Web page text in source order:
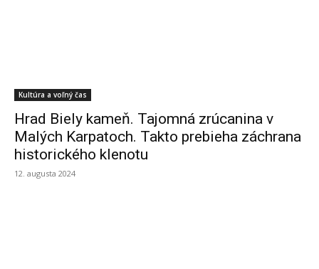
Kultúra a voľný čas
Hrad Biely kameň. Tajomná zrúcanina v
Malých Karpatoch. Takto prebieha záchrana
historického klenotu
12. augusta 2024